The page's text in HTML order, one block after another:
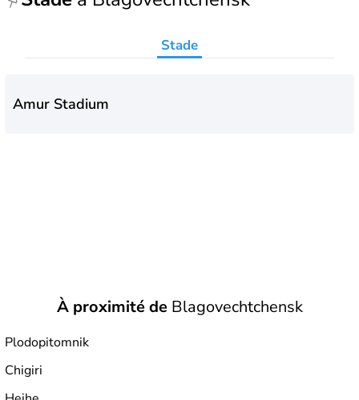
Stade
Amur Stadium
À proximité deBlagovechtchensk
Plodopitomnik
Chigiri